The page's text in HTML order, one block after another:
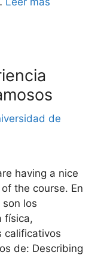
de
having a nice
the course. En
los
física,
calificativos
de: Describing